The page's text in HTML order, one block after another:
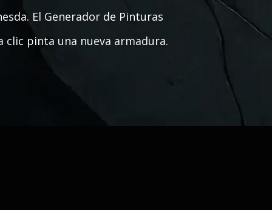
El Generador de Pinturas
clic pinta una nueva armadura.